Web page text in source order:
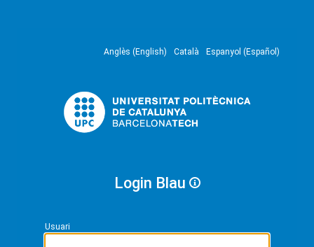
Anglès (English) Català Espanyol (Español)
Login Blau
Usuari